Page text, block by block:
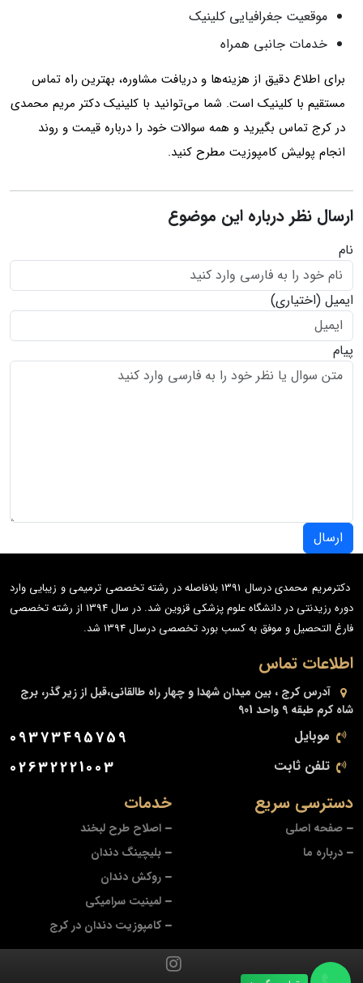
موقعیت جغرافیایی کلینیک
خدمات جانبی همراه
برای اطلاع دقیق از هزینه‌ها و دریافت مشاوره، بهترین راه تماس
مستقیم با کلینیک است. شما می‌توانید با کلینیک دکتر مریم محمدی
در کرج تماس بگیرید و همه سوالات خود را درباره قیمت و روند
انجام پولیش کامپوزیت مطرح کنید.
ارسال نظر درباره این موضوع
نام
ایمیل (اختیاری)
پیام
ارسال
دکترمریم محمدی درسال 1391 بلافاصله در رشته تخصصی ترمیمی و زیبایی وارد
دوره رزیدنتی در دانشگاه علوم پزشکی قزوین شد. در سال 1394 از رشته تخصصی
فارغ التحصیل و موفق به کسب بورد تخصصی درسال 1394 شد.
خدمات
اصلاح طرح لبخند
بلیچینگ دندان
روکش دندان
لمینیت سرامیکی
کامپوزیت دندان در کرج
دسترسی سریع
صفحه اصلی
درباره ما
اطلاعات تماس
آدرس کرج ، بین میدان شهدا و چهار راه طالقانی،قبل از زیر گذر، برج
شاه کرم طبقه 9 واحد 901
موبایل 09373495759
تلفن ثابت 02632221003